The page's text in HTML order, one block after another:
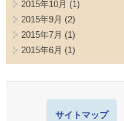
2015年10月 (1)
2015年9月 (2)
2015年7月 (1)
2015年6月 (1)
サイトマップ